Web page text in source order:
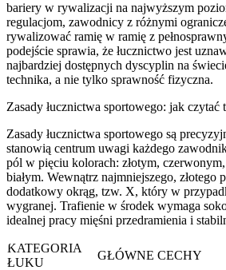
bariery w rywalizacji na najwyższym
regulacjom, zawodnicy z różnymi
rywalizować ramię w ramię z
podejście sprawia, że łucznictwo jest
najbardziej dostępnych dyscyplin na
technika, a nie tylko sprawność fizyczna.
Zasady łucznictwa sportowego: jak czytać
Zasady łucznictwa sportowego są
stanowią centrum uwagi każdego
pól w pięciu kolorach: złotym,
białym. Wewnątrz najmniejszego, złotego
dodatkowy okrąg, tzw. X, który w
wygranej. Trafienie w środek wymaga
idealnej pracy mięśni przedramienia i
KATEGORIA
ŁUKU
GŁÓWNE CECHY